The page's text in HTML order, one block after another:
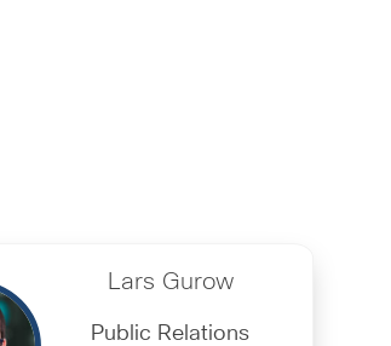
Lars Gurow
Public Relations